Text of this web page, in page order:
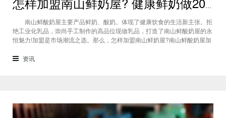
怎样加盟南山鲜奶屋? 健康鲜奶做2018鲜奶市场领导品牌
南山鲜酸奶屋主要产品鲜奶、酸奶。体现了健康饮食的生活新主张。拒
绝工业化乳品，崇尚手工制作的高品位现做乳品，打造了南山鲜酸奶屋的永
恒魅力!加盟是市场潮流之选。那么，怎样加盟南山鲜奶屋?南山鲜酸奶屋加
加盟南山鲜奶屋?南山鲜酸奶屋加盟流程： 1、索取资料：联系网站客
资讯